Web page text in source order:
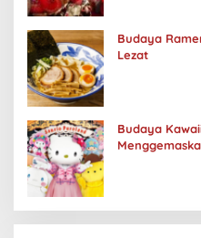
Budaya
Lezat
Budaya